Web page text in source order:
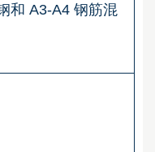
和 A3-A4 钢筋混